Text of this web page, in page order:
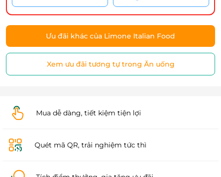
Ưu đãi khác của Limone Italian Food
Xem ưu đãi tương tự trong Ăn uống
Mua dễ dàng, tiết kiệm tiện lợi
Quét mã QR, trải nghiệm tức thì